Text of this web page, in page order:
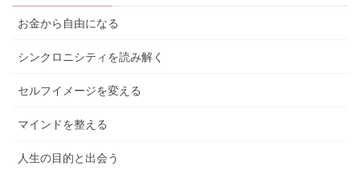
お金から自由になる
シンクロニシティを読み解く
セルフイメージを変える
マインドを整える
人生の目的と出会う